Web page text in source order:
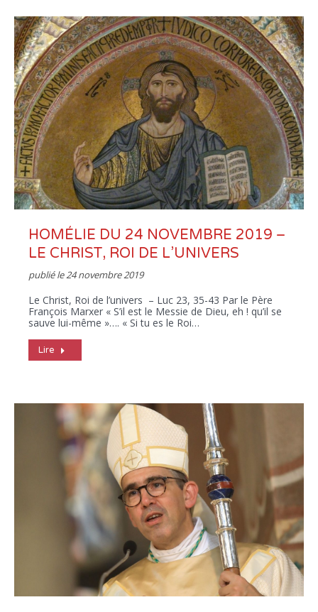
HOMÉLIE DU 24 NOVEMBRE 2019 –
LE CHRIST, ROI DE L’UNIVERS
publié le24 novembre 2019
Le Christ, Roi de l’univers – Luc 23, 35-43 Par le Père
François Marxer « S’il est le Messie de Dieu, eh ! qu’il se
sauve lui-même »…. « Si tu es le Roi…
Lire